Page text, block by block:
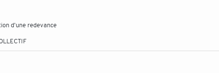
d'une redevance